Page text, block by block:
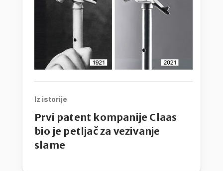
Iz istorije
Prvi patent kompanije Claas
bio je petljač za vezivanje
slame